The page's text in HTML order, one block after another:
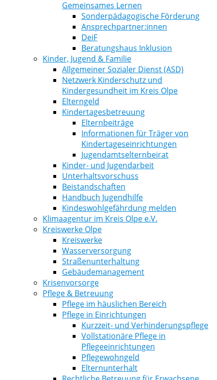
Gemeinsames Lernen
Sonderpädagogische Förderung
Ansprechpartner:innen
DeiF
Beratungshaus Inklusion
Kinder, Jugend & Familie
Allgemeiner Sozialer Dienst (ASD)
Netzwerk Kinderschutz und
Kindergesundheit im Kreis Olpe
Elterngeld
Kindertagesbetreuung
Elternbeiträge
Informationen für Träger von
Kindertageseinrichtungen
Jugendamtselternbeirat
Kinder- und Jugendarbeit
Unterhaltsvorschuss
Beistandschaften
Handbuch Jugendhilfe
Kindeswohlgefährdung melden
Klimaagentur im Kreis Olpe e.V.
Kreiswerke Olpe
Kreiswerke
Wasserversorgung
Straßenunterhaltung
Gebäudemanagement
Krisenvorsorge
Pflege & Betreuung
Pflege im häuslichen Bereich
Pflege in Einrichtungen
Kurzzeit- und Verhinderungspflege
Vollstationäre Pflege in
Pflegeeinrichtungen
Pflegewohngeld
Elternunterhalt